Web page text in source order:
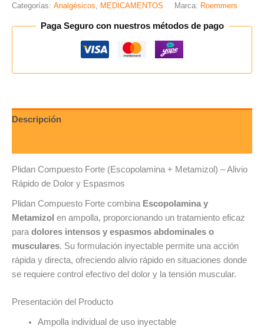
Categorías: Analgésicos MEDICAMENTOS Marca: Roemmers
Paga Seguro con nuestros métodos de pago
Descripción
Plidan Compuesto Forte (Escopolamina + Metamizol) – Alivio
Rápido de Dolor y Espasmos
Plidan Compuesto Forte combina Escopolamina y
Metamizol en ampolla, proporcionando un tratamiento eficaz
para dolores intensos y espasmos abdominales o
musculares. Su formulación inyectable permite una acción
rápida y directa, ofreciendo alivio rápido en situaciones donde
se requiere control efectivo del dolor y la tensión muscular.
Presentación del Producto
Ampolla individual de uso inyectable